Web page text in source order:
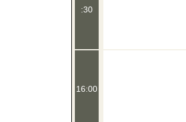
:30
16:00